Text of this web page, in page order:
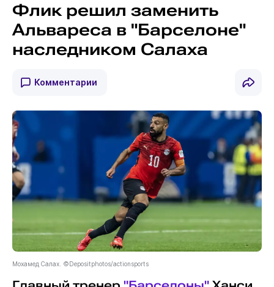
Флик решил заменить
Альвареса в "Барселоне"
наследником Салаха
Комментарии
Мохамед Салах. ©Depositphotos/actionsports